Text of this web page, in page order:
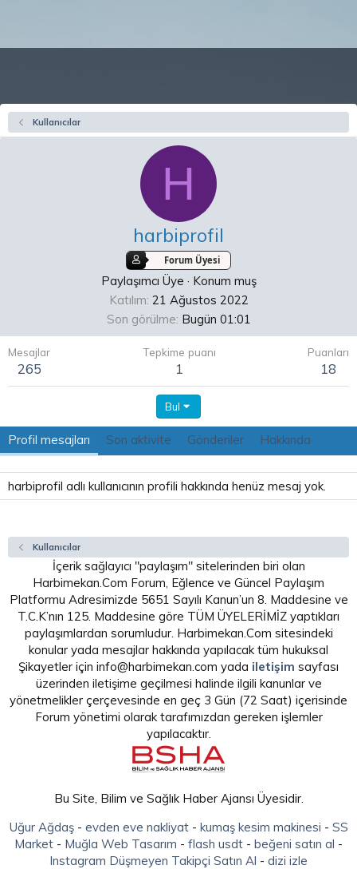
Kullanıcılar
H
harbiprofil
Forum Üyesi
Paylaşımcı Üye · Konum muş
Katılım 21 Ağustos 2022
Son görülme Bugün 01:01
Mesajlar
265
Tepkime puanı
1
Puanları
18
Bul
Profil mesajları Son aktivite Gönderiler Hakkında
harbiprofil adlı kullanıcının profili hakkında henüz mesaj yok.
Kullanıcılar
İçerik sağlayıcı "paylaşım" sitelerinden biri olan
Harbimekan.Com Forum, Eğlence ve Güncel Paylaşım
Platformu Adresimizde 5651 Sayılı Kanun’un 8. Maddesine ve
T.C.K’nın 125. Maddesine göre TÜM ÜYELERİMİZ yaptıkları
paylaşımlardan sorumludur. Harbimekan.Com sitesindeki
konular yada mesajlar hakkında yapılacak tüm hukuksal
Şikayetler için info@harbimekan.com yada iletişim sayfası
üzerinden iletişime geçilmesi halinde ilgili kanunlar ve
yönetmelikler çerçevesinde en geç 3 Gün (72 Saat) içerisinde
Forum yönetimi olarak tarafımızdan gereken işlemler
yapılacaktır.
Bu Site, Bilim ve Sağlık Haber Ajansı Üyesidir.
Uğur Ağdaş- evden eve nakliyat- kumaş kesim makinesi - SS
Market - Muğla Web Tasarım - flash usdt - beğeni satın al -
Instagram Düşmeyen Takipçi Satın Al - dizi izle